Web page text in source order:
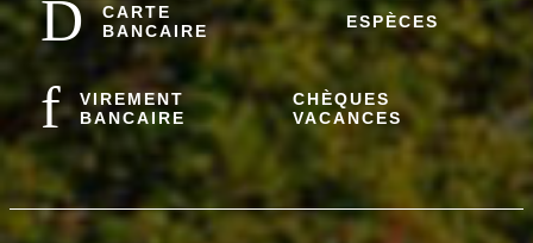
CARTE
BANCAIRE
ESPÈCES
VIREMENT
BANCAIRE
CHÈQUES
VACANCES